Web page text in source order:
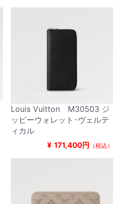
Louis Vuitton M30503 ジ
ッピーウォレット･ヴェルテ
ィカル
¥ 171,400円 （税込）